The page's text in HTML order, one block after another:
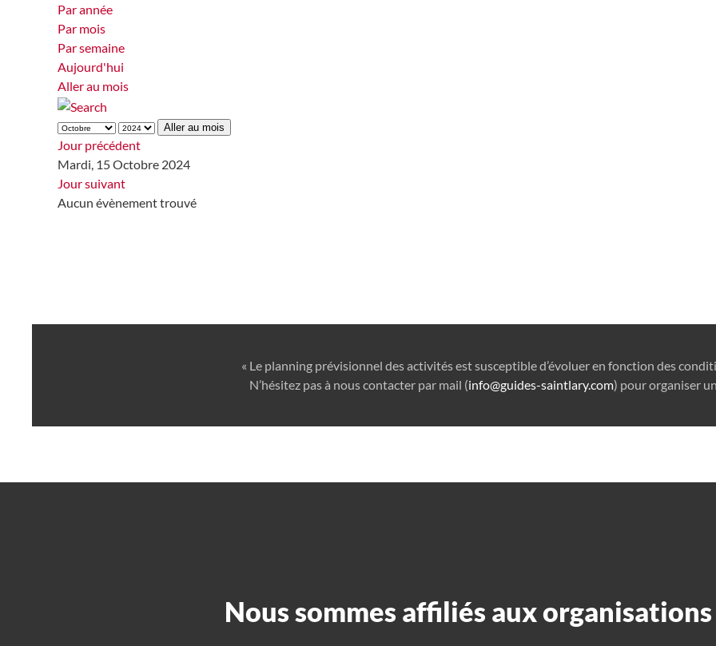
Par année
Par mois
Par semaine
Aujourd'hui
Aller au mois
Aller au mois
Jour précédent
Mardi, 15 Octobre 2024
Jour suivant
Aucun évènement trouvé
« Le planning prévisionnel des activités est susceptible d’évoluer en fonction des
N’hésitez pas à nous contacter par mail (info@guides-saintlary.com) pour organiser
Nous sommes affiliés aux